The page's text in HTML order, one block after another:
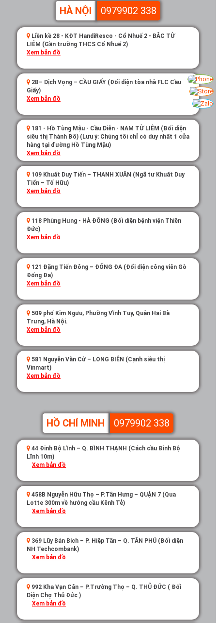
HÀ NỘI 0979902 338
Liền kề 28 - KĐT HandiResco - Cổ Nhuế 2 - BẮC TỪ
LIÊM (Gần trường THCS Cổ Nhuế 2)
Xem bản đồ
2B– Dịch Vọng – CẦU GIẤY (Đối diện tòa nhà FLC Cầu
Giấy)
Xem bản đồ
181 - Hồ Tùng Mậu - Cầu Diễn - NAM TỪ LIÊM (Đối diện
siêu thị Thành Đô) (Lưu ý: Chúng tôi chỉ có duy nhất 1 cửa
hàng tại đường Hồ Tùng Mậu)
Xem bản đồ
109 Khuất Duy Tiến – THANH XUÂN (Ngã tư Khuất Duy
Tiến – Tố Hữu)
Xem bản đồ
118 Phùng Hưng - HÀ ĐÔNG (Đối diện bệnh viện Thiên
Đức)
Xem bản đồ
121 Đặng Tiến Đông – ĐỐNG ĐA (Đối diện công viên Gò
Đống Đa)
Xem bản đồ
509 phố Kim Ngưu, Phường Vĩnh Tuy, Quận Hai Bà
Trưng, Hà Nội.
Xem bản đồ
581 Nguyễn Văn Cừ – LONG BIÊN (Cạnh siêu thị
Vinmart)
Xem bản đồ
HỒ CHÍ MINH 0979902 338
44 Đinh Bộ Lĩnh – Q. BÌNH THẠNH (Cách cầu Đinh Bộ
Lĩnh 10m)
Xem bản đồ
458B Nguyễn Hữu Thọ – P.Tân Hưng – QUẬN 7 (Qua
Lotte 300m về hướng cầu Kênh Tẻ)
Xem bản đồ
369 Lũy Bán Bích – P. Hiệp Tân – Q. TÂN PHÚ (Đối diện
NH Techcombank)
Xem bản đồ
992 Kha Vạn Cân – P.Trường Thọ – Q. THỦ ĐỨC ( Đối
Diện Chợ Thủ Đức )
Xem bản đồ